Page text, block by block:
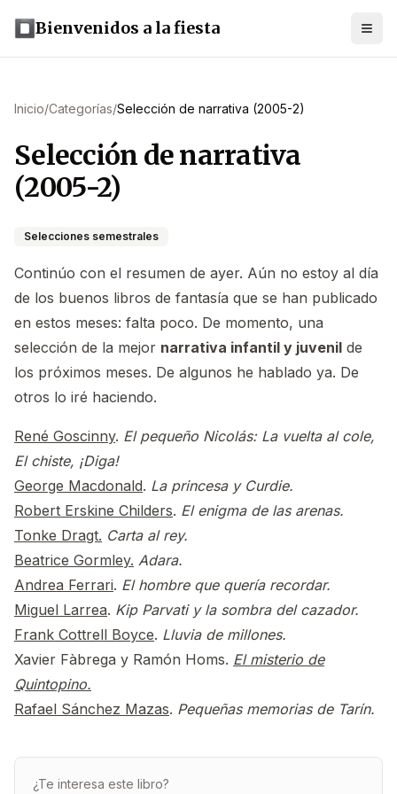
Bienvenidos a la fiesta
Inicio/Categorías/Selección de narrativa (2005-2)
Selección de narrativa
(2005-2)
Selecciones semestrales
Continúo con el resumen de ayer. Aún no estoy al día
de los buenos libros de fantasía que se han publicado
en estos meses: falta poco. De momento, una
selección de la mejor narrativa infantil y juvenil de
los próximos meses. De algunos he hablado ya. De
otros lo iré haciendo.
René Goscinny. El pequeño Nicolás: La vuelta al cole,
El chiste, ¡Diga!
George Macdonald. La princesa y Curdie.
Robert Erskine Childers. El enigma de las arenas.
Tonke Dragt. Carta al rey.
Beatrice Gormley. Adara.
Andrea Ferrari. El hombre que quería recordar.
Miguel Larrea. Kip Parvati y la sombra del cazador.
Frank Cottrell Boyce. Lluvia de millones.
Xavier Fàbrega y Ramón Homs. El misterio de
Quintopino.
Rafael Sánchez Mazas. Pequeñas memorias de Tarín.
¿Te interesa este libro?